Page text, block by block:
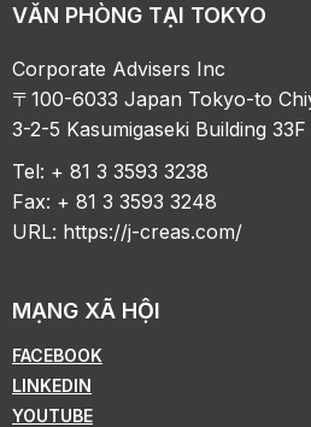
VĂN PHÒNG TẠI TOKYO
Corporate Advisers Inc
〒100-6033 Japan Tokyo-to
3-2-5 Kasumigaseki Building 33F
Tel: + 81 3 3593 3238
Fax: + 81 3 3593 3248
URL: https://j-creas.com/
MẠNG XÃ HỘI
FACEBOOK
LINKEDIN
YOUTUBE